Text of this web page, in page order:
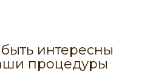
интересны
процедуры